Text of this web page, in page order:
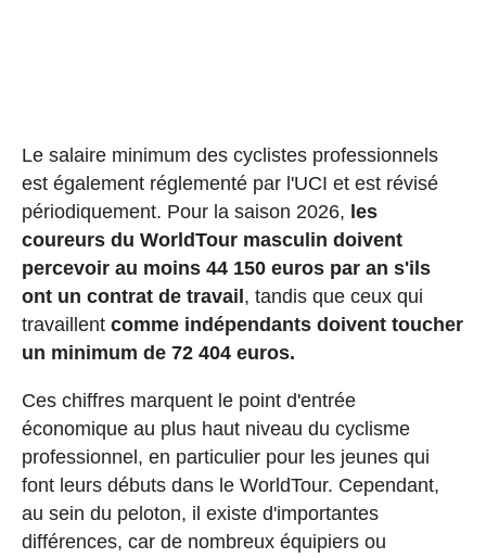
Le salaire minimum des cyclistes professionnels
est également réglementé par l'UCI et est révisé
périodiquement. Pour la saison 2026, les
coureurs du WorldTour masculin doivent
percevoir au moins 44 150 euros par an s'ils
ont un contrat de travail , tandis que ceux qui
travaillent comme indépendants doivent toucher
un minimum de 72 404 euros.
Ces chiffres marquent le point d'entrée
économique au plus haut niveau du cyclisme
professionnel, en particulier pour les jeunes qui
font leurs débuts dans le WorldTour. Cependant,
au sein du peloton, il existe d'importantes
différences, car de nombreux équipiers ou